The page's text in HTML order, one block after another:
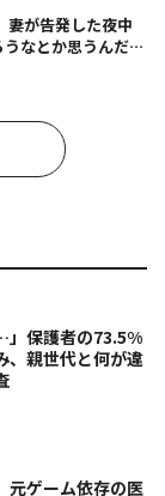
妻が告発した夜中
なとか思うんだけ
」保護者の73.5%
、親世代と何が違
元ゲーム依存の医